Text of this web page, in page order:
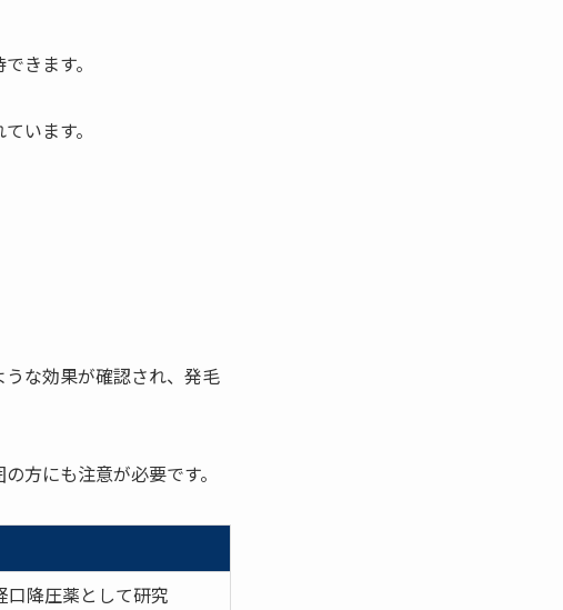
きます。
います。
な効果が確認され、発毛
方にも注意が必要です。
口降圧薬として研究